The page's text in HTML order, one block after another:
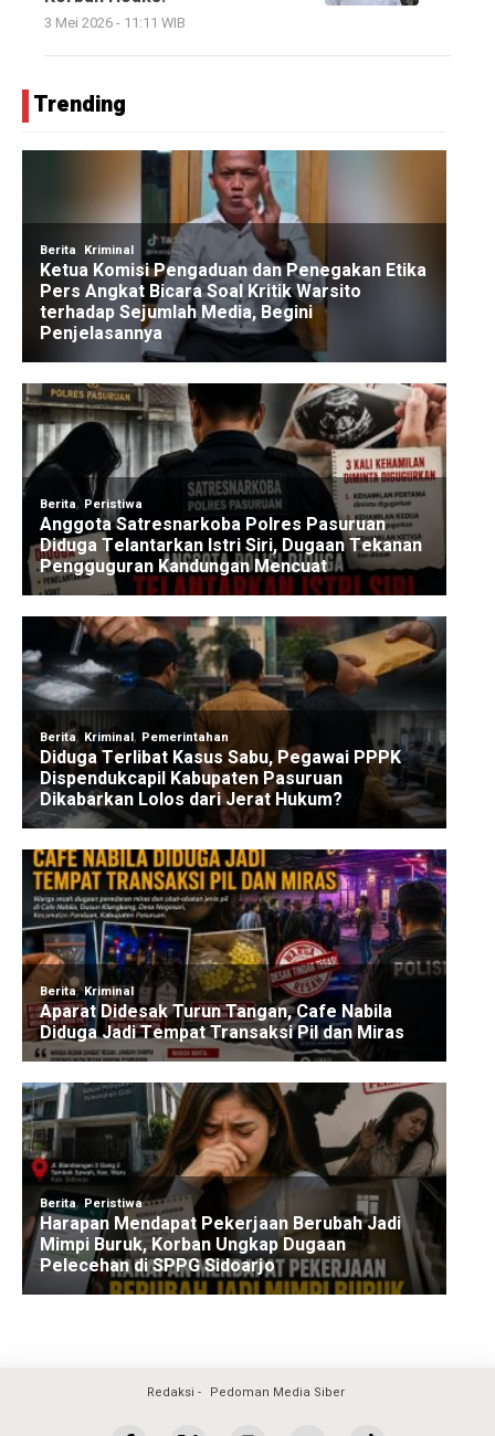
3 Mei 2026 - 11:11 WIB
Trending
Redaksi Pedoman Media Siber